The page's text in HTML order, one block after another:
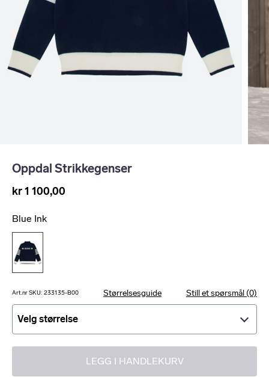
Oppdal Strikkegenser
kr 1 100,00
Blue Ink
Art.nr SKU: 233135-B00 Størrelsesguide Still et spørsmål (0)
Velg størrelse
LEGG I HANDLEKURV